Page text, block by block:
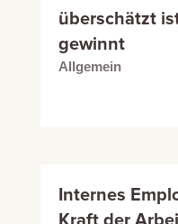
überschätzt
gewinnt
Allgemein
Internes